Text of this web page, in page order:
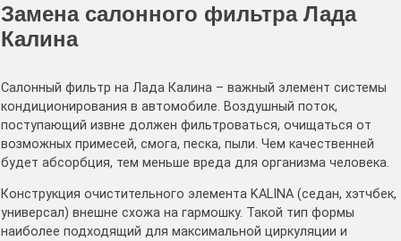
Замена салонного фильтра Лада
Калина
Салонный фильтр на Лада Калина – важный элемент системы
кондиционирования в автомобиле. Воздушный поток,
поступающий извне должен фильтроваться, очищаться от
возможных примесей, смога, песка, пыли. Чем качественней
будет абсорбция, тем меньше вреда для организма человека.
Конструкция очистительного элемента KALINA (седан, хэтчбек,
универсал) внешне схожа на гармошку. Такой тип формы
наиболее подходящий для максимальной циркуляции и